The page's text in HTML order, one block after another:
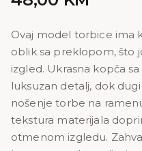
Ovaj model torbice ima
oblik sa preklopom, što
izgled. Ukrasna kopča
luksuzan detalj, dok
nošenje torbe na
tekstura materijala
otmenom izgledu.